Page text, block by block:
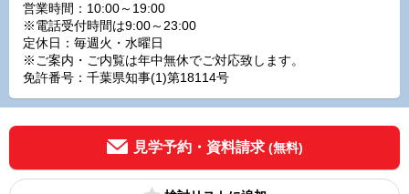
営業時間：10:00～19:00
※電話受付時間は9:00～23:00
定休日：毎週火・水曜日
※ご案内・ご内覧は年中無休でご対応致します。
免許番号：千葉県知事(1)第18114号
見学予約・資料請求 (無料)